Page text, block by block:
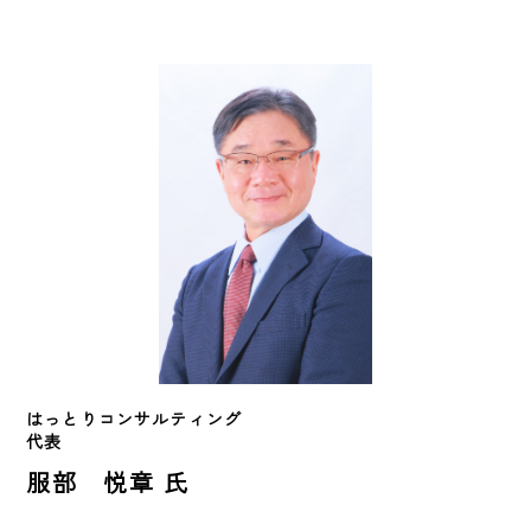
はっとりコンサルティング
代表
服部 悦章 氏